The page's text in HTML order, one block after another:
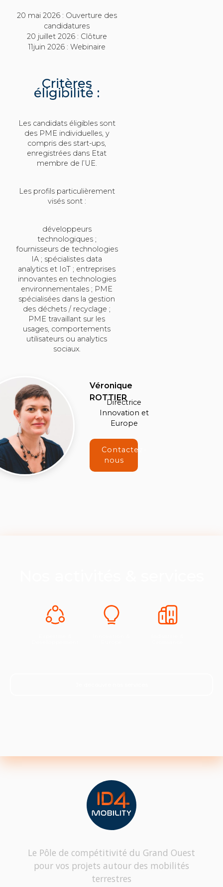
20 mai 2026 : Ouverture des
candidatures
20 juillet 2026 : Clôture
11juin 2026 : Webinaire
Critères
éligibilité :
Les candidats éligibles sont
des PME individuelles, y
compris des start-ups,
enregistrées dans Etat
membre de l’UE.
Les profils particulièrement
visés sont :
développeurs
technologiques ;
fournisseurs de technologies
IA ; spécialistes data
analytics et IoT ; entreprises
innovantes en technologies
environnementales ; PME
spécialisées dans la gestion
des déchets / recyclage ;
PME travaillant sur les
usages, comportements
utilisateurs ou analytics
sociaux.
Véronique
ROTTIER
Directrice
Innovation et
Europe
Contactez-
nous
Le Pôle de compétitivité du Grand Ouest
pour vos projets autour des mobilités
terrestres